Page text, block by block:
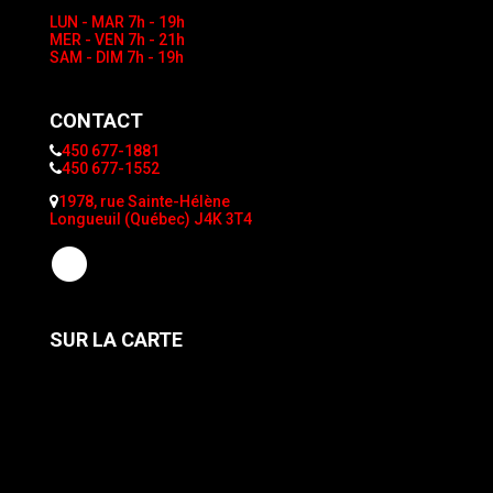
LUN - MAR7h - 19h
MER - VEN 7h - 21h
SAM - DIM 7h - 19h
CONTACT
450 677-1881
450 677-1552
1978, rue Sainte-Hélène
Longueuil (Québec) J4K 3T4
SUR LA CARTE